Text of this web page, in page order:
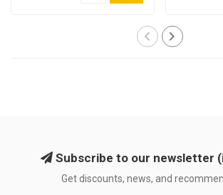
Subscribe to our newsletter
Get discounts, news, and